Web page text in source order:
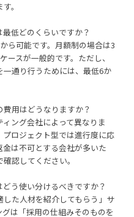
。
低どのくらいですか？
ら可能です。月額制の場合は3
ースが一般的です。ただし、
通り行うためには、最低6か
用はどうなりますか？
ング会社によって異なりま
ロジェクト型では進行度に応
は不可とする会社が多いた
認してください。
う使い分けるべきですか？
た人材を紹介してもらう」サ
は「採用の仕組みそのものを